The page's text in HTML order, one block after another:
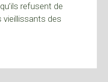
refusent de
vieillissants des